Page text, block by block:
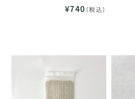
¥740 （税込）